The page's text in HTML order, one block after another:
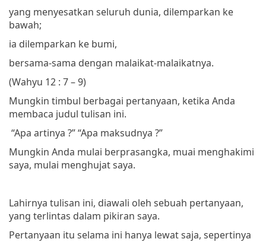
yang menyesatkan seluruh dunia, dilemparkan ke
bawah;
ia dilemparkan ke bumi,
bersama-sama dengan malaikat-malaikatnya.
(Wahyu 12 : 7 – 9)
Mungkin timbul berbagai pertanyaan, ketika Anda
membaca judul tulisan ini.
“Apa artinya ?”“Apa maksudnya ?”
Mungkin Anda mulai berprasangka, muai menghakimi
saya, mulai menghujat saya.
Lahirnya tulisan ini, diawali oleh sebuah pertanyaan,
yang terlintas dalam pikiran saya.
Pertanyaan itu selama ini hanya lewat saja, sepertinya